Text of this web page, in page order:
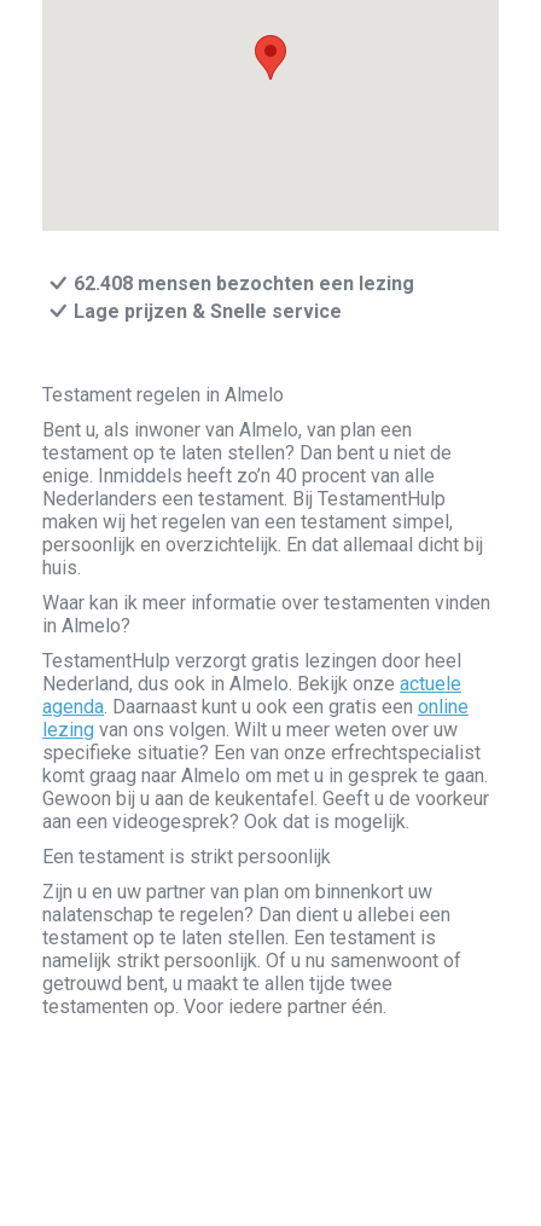
62.408 mensen bezochten een lezing
Lage prijzen & Snelle service
Testament regelen in Almelo
Bent u, als inwoner van Almelo, van plan een
testament op te laten stellen? Dan bent u niet de
enige. Inmiddels heeft zo’n 40 procent van alle
Nederlanders een testament. Bij TestamentHulp
maken wij het regelen van een testament simpel,
persoonlijk en overzichtelijk. En dat allemaal dicht bij
huis.
Waar kan ik meer informatie over testamenten vinden
in Almelo?
TestamentHulp verzorgt gratis lezingen door heel
Nederland, dus ook in Almelo. Bekijk onze actuele
agenda. Daarnaast kunt u ook een gratis een online
lezing van ons volgen. Wilt u meer weten over uw
specifieke situatie? Een van onze erfrechtspecialist
komt graag naar Almelo om met u in gesprek te gaan.
Gewoon bij u aan de keukentafel. Geeft u de voorkeur
aan een videogesprek? Ook dat is mogelijk.
Een testament is strikt persoonlijk
Zijn u en uw partner van plan om binnenkort uw
nalatenschap te regelen? Dan dient u allebei een
testament op te laten stellen. Een testament is
namelijk strikt persoonlijk. Of u nu samenwoont of
getrouwd bent, u maakt te allen tijde twee
testamenten op. Voor iedere partner één.